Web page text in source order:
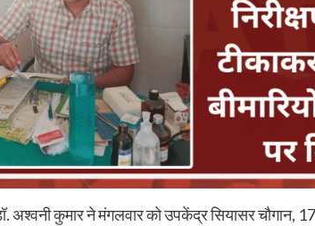
अश्वनी कुमार ने मंगलवार को उपकेंद्र सियासर चौगान,